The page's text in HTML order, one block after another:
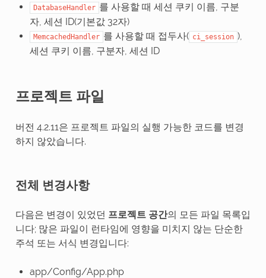
DatabaseHandler 를 사용할 때 세션 쿠키 이름, 구분
자, 세션 ID(기본값 32자)
MemcachedHandler 를 사용할 때 접두사( ci_session ),
세션 쿠키 이름, 구분자, 세션 ID
프로젝트 파일
버전 4.2.11은 프로젝트 파일의 실행 가능한 코드를 변경
하지 않았습니다.
전체 변경사항
다음은 변경이 있었던 프로젝트 공간의 모든 파일 목록입
니다; 많은 파일이 런타임에 영향을 미치지 않는 단순한
주석 또는 서식 변경입니다:
app/Config/App.php